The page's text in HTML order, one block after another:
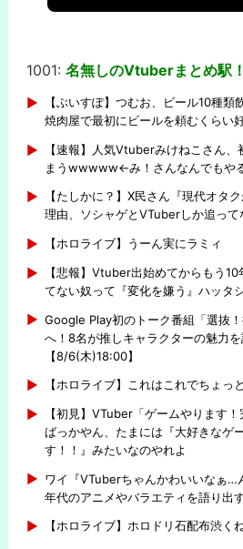
1001: 名無しのVtuberまとめ駅！
【ぶいすぽ】つむお、ビール10種
焼肉屋で最初にビールを頼むくらい好
【速報】人気Vtuberみけねこさん
まうwwwww←み！さんなんでもや
【たしかに？】X民さん『現代オタ
理由、ソシャゲとVTuberしか追って
【ホロライブ】うーん実にラミィ
【悲報】Vtuber出始めてからもう
てない奴って『変化を嫌う』ハッタ
Google Play初のトーク番組「選抜
へ！8名が推しキャラクターの魅力を
【8/6(木)18:00】
【ホロライブ】これはこれでちょっ
【初見】VTuber「ゲームやります
ばっかやん、たまには『大好きなゲ
す！！』みたいなのやれよ
ワイ『VTuberちゃんかわいいなぁ
年代のアニメやバラエティを語り出す
【ホロライブ】ホロドリ石配布渋く